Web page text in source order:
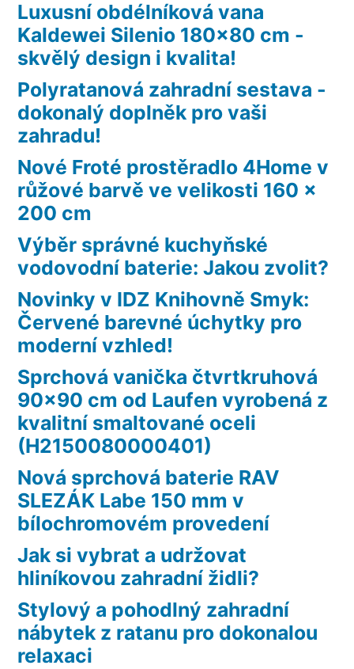
Luxusní obdélníková vana
Kaldewei Silenio 180×80 cm -
skvělý design i kvalita!
Polyratanová zahradní sestava -
dokonalý doplněk pro vaši
zahradu!
Nové Froté prostěradlo 4Home v
růžové barvě ve velikosti 160 x
200 cm
Výběr správné kuchyňské
vodovodní baterie: Jakou zvolit?
Novinky v IDZ Knihovně Smyk:
Červené barevné úchytky pro
moderní vzhled!
Sprchová vanička čtvrtkruhová
90×90 cm od Laufen vyrobená z
kvalitní smaltované oceli
(H2150080000401)
Nová sprchová baterie RAV
SLEZÁK Labe 150 mm v
bílochromovém provedení
Jak si vybrat a udržovat
hliníkovou zahradní židli?
Stylový a pohodlný zahradní
nábytek z ratanu pro dokonalou
relaxaci